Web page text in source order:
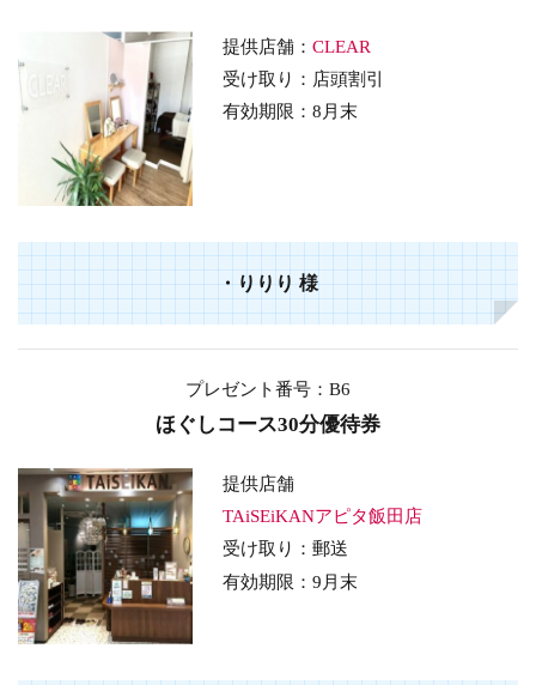
提供店舗：CLEAR
受け取り：店頭割引
有効期限：8月末
・りりり様
プレゼント番号：B6
ほぐしコース30分優待券
提供店舗
TAiSEiKANアピタ飯田店
受け取り：郵送
有効期限：9月末